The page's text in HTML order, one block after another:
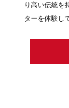
り高い伝統を
ターを体験し